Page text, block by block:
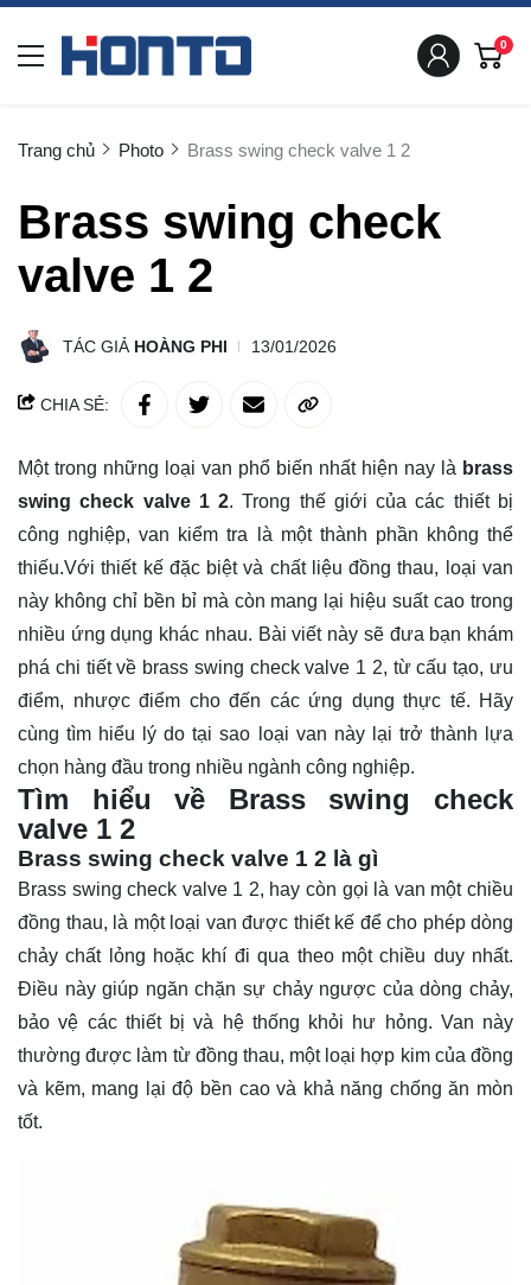
0
Trang chủ Photo Brass swing check valve 1 2
Brass swing check
valve 1 2
TÁC GIẢ HOÀNG PHI 13/01/2026
CHIA SẺ:
Một trong những loại van phổ biến nhất hiện nay là brass
swing check valve 1 2. Trong thế giới của các thiết bị
công nghiệp, van kiểm tra là một thành phần không thể
thiếu.Với thiết kế đặc biệt và chất liệu đồng thau, loại van
này không chỉ bền bỉ mà còn mang lại hiệu suất cao trong
nhiều ứng dụng khác nhau. Bài viết này sẽ đưa bạn khám
phá chi tiết về brass swing check valve 1 2, từ cấu tạo, ưu
điểm, nhược điểm cho đến các ứng dụng thực tế. Hãy
cùngtìm hiểu lý do tại sao loại van này lại trở thành lựa
chọn hàng đầu trong nhiều ngành công nghiệp.
Tìm hiểu về Brass swing check
valve 1 2
Brass swing check valve 1 2 là gì
Brass swing check valve 1 2, hay còn gọi là van một chiều
đồng thau, là một loại van được thiết kế để cho phép dòng
chảy chất lỏng hoặc khí đi qua theo một chiều duy nhất.
Điều này giúp ngăn chặn sự chảy ngược của dòng chảy,
bảo vệ các thiết bị và hệ thống khỏi hư hỏng. Van này
thường được làm từ đồng thau, một loại hợp kim của đồng
và kẽm, mang lại độ bền cao và khả năng chống ăn mòn
tốt.